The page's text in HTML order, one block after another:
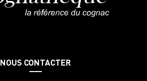
NOUS CONTACTER